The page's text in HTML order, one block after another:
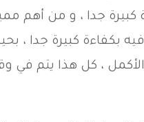
جدا ، و من أهم
بكفاءة كبيرة جدا ،
الأكمل ، كل هذا يتم